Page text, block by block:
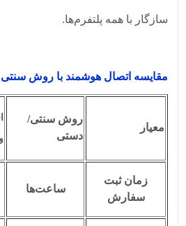
سازگار با همه پلتفرم‌ها.
مقایسه اتصال هوشمند با روش
معیار
روش سنتی/
دستی
زمان ثبت
سفارش
ساعت‌ها